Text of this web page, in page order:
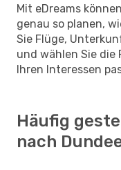
Mit eDreams
genau so planen,
Sie Flüge,
und wählen Sie die
Ihren Interessen
Häufig
nach